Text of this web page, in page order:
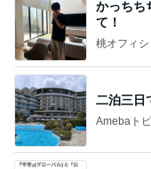
かっちち
て！
桃オフィ
二泊三日
Amebaト